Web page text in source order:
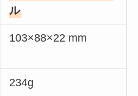
ル
103×88×22 mm
234g